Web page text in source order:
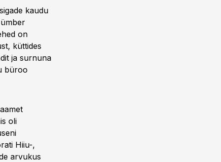
kaudu
on
küttides
ja surnuna
büroo
oli
Hiiu-,
arvukus